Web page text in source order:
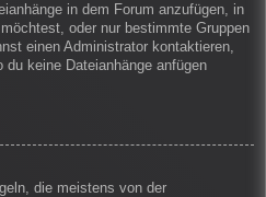
in dem Forum anzufügen, in
oder nur bestimmte Gruppen
einen Administrator kontaktieren,
keine Dateianhänge anfügen
die meistens von der